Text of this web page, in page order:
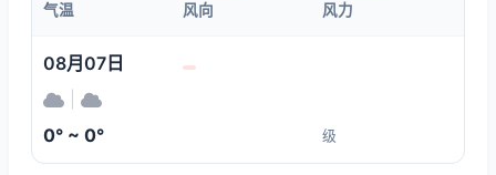
气温
风向 风力
08月07日
0° ~ 0° 级